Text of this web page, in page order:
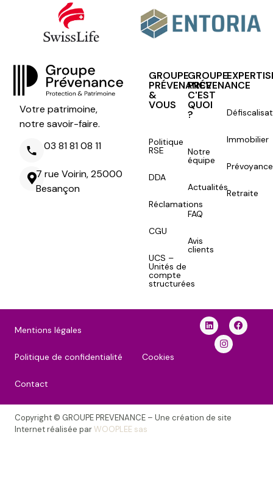
Votre patrimoine,
notre savoir-faire.
03 81 81 08 11
7 rue Voirin, 25000
Besançon
GROUPE
PRÉVENANCE
&
VOUS
Politique
RSE
DDA
Réclamations
CGU
UCS –
Unités de
compte
structurées
GROUPE
PRÉVENANCE
C'EST
QUOI
?
Notre
équipe
Actualités
FAQ
Avis
clients
Immobilier
Prévoyance
Retraite
Mentions légales
Politique de confidentialité Cookies
Contact
Copyright © GROUPE PREVENANCE – Une création de site
Internet réalisée parWOOPLEE sas